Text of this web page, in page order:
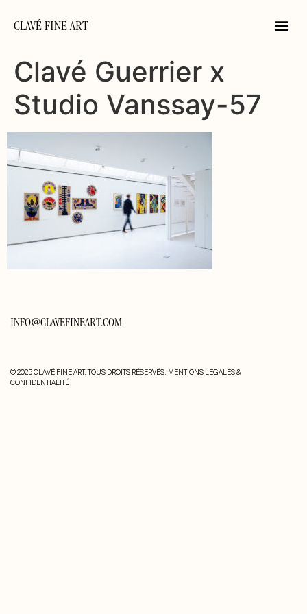
CLAVÉ FINE ART
Clavé Guerrier x
Studio Vanssay-57
INFO@CLAVEFINEART.COM
© 2025 CLAVÉ FINE ART. TOUS DROITS RÉSERVÉS. MENTIONS LÉGALES &
CONFIDENTIALITÉ